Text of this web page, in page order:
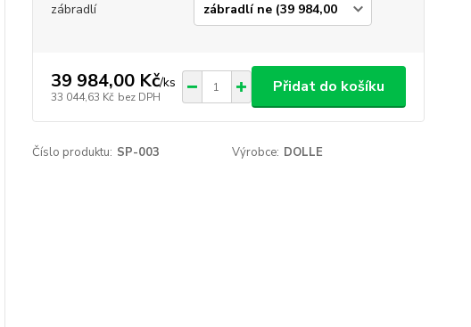
zábradlí
39 984,00 Kč/ks
33 044,63 Kč bez DPH
Přidat do košíku
Číslo produktu: SP-003 Výrobce: DOLLE